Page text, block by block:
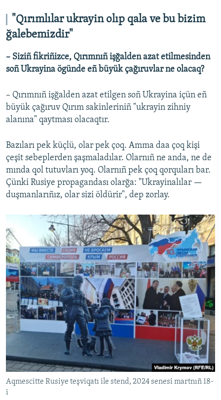
"Qırımlılar ukrayin olıp qala ve bu bizim
ğalebemizdir"
– Siziñ fikriñizce, Qırımnıñ işğalden azat etilmesinden
soñ Ukrayina ögünde eñ büyük çağıruvlar ne olacaq?
– Qırımnıñ işğalden azat etilgen soñ Ukrayina içün eñ
büyük çağıruv Qırım sakinleriniñ "ukrayin zihniy
alanına" qaytması olacaqtır.
Bazıları pek küçlü, olar pek çoq. Amma daa çoq kişi
çeşit sebeplerden şaşmaladılar. Olarnıñ ne anda, ne de
mında qol tutuvları yoq. Olarnıñ pek çoq qorquları bar.
Çünki Rusiye propagandası olarğa: "Ukrayinalılar —
duşmanlarıñız, olar sizi öldürir", dep zorlay.
Aqmescitte Rusiye teşviqatı ile stend, 2024 senesi martnıñ 18-
i